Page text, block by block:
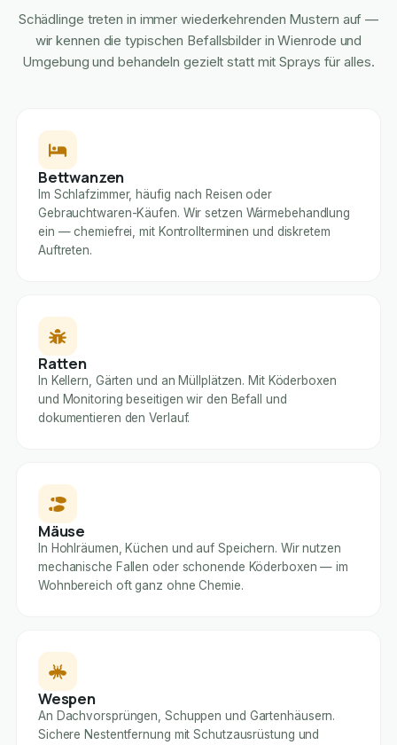
Schädlinge treten in immer wiederkehrenden Mustern auf —
wir kennen die typischen Befallsbilder in Wienrode und
Umgebung und behandeln gezielt statt mit Sprays für alles.
Bettwanzen
Im Schlafzimmer, häufig nach Reisen oder
Gebrauchtwaren-Käufen. Wir setzen Wärmebehandlung
ein — chemiefrei, mit Kontrollterminen und diskretem
Auftreten.
Ratten
In Kellern, Gärten und an Müllplätzen. Mit Köderboxen
und Monitoring beseitigen wir den Befall und
dokumentieren den Verlauf.
Mäuse
In Hohlräumen, Küchen und auf Speichern. Wir nutzen
mechanische Fallen oder schonende Köderboxen — im
Wohnbereich oft ganz ohne Chemie.
Wespen
An Dachvorsprüngen, Schuppen und Gartenhäusern.
Sichere Nestentfernung mit Schutzausrüstung und